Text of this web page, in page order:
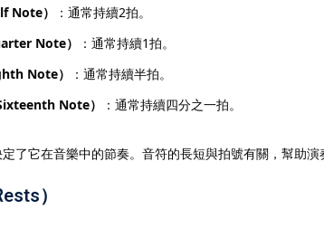
Note）
：通常持續2拍。
Note）
：通常持續1拍。
Note）
：通常持續半拍。
Note）
：通常持續四分之一拍。
了它在音樂中的節奏。音符的長短與拍號有關，幫助演
）